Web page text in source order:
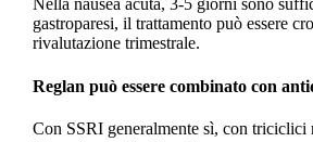
Nella nausea acuta, 3-5 giorni sono
gastroparesi, il trattamento può essere
rivalutazione trimestrale.
Reglan può essere combinato con
Con SSRI generalmente sì, con triciclici